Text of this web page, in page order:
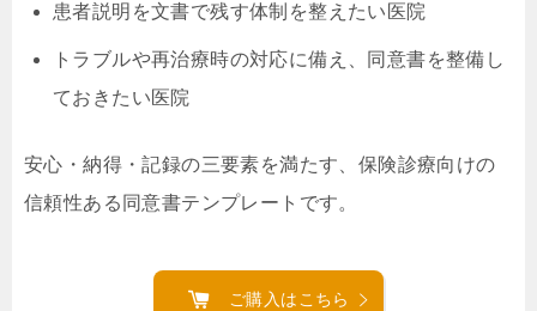
患者説明を文書で残す体制を整えたい医院
トラブルや再治療時の対応に備え、同意書を整備し
ておきたい医院
安心・納得・記録の三要素を満たす、保険診療向けの
信頼性ある同意書テンプレートです。
ご購入はこちら